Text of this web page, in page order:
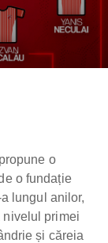
o
o fundație
lungul anilor,
nivelul primei
și căreia